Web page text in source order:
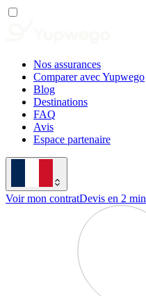
Nos assurances
Comparer avec Yupwego
Blog
Destinations
FAQ
Avis
Espace partenaire
Voir mon contratDevis en 2 min